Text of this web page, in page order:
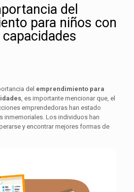
del
para niños con
del emprendimiento para
, es importante mencionar que, el
emprendedoras han estado
inmemoriales. Los individuos han
y encontrar mejores formas de